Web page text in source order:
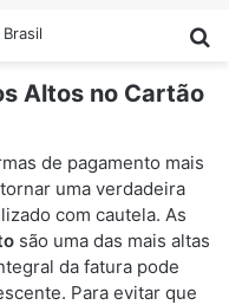
Altos no Cartão
de pagamento mais
uma verdadeira
com cautela. As
são uma das mais altas
da fatura pode
Para evitar que